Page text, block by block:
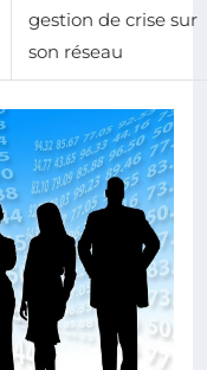
gestion de crise sur
son réseau